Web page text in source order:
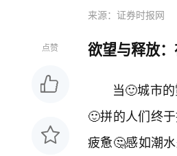
来源：证券时报网
点赞 欲望与释放
当🙂城市
🙂拼的人们终
疲惫🤔感如潮